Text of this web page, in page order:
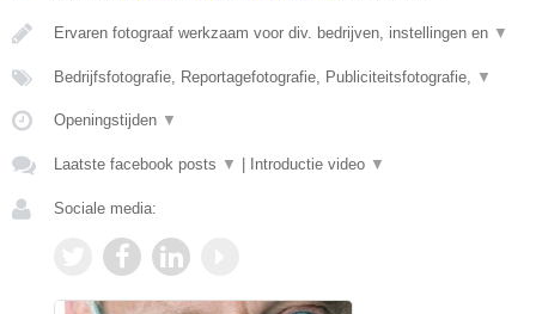
Ervaren fotograaf werkzaam voor div. bedrijven, instellingen en ▼
Bedrijfsfotografie, Reportagefotografie, Publiciteitsfotografie, ▼
Openingstijden ▼
Laatste facebook posts ▼ Introductie video ▼
Sociale media: